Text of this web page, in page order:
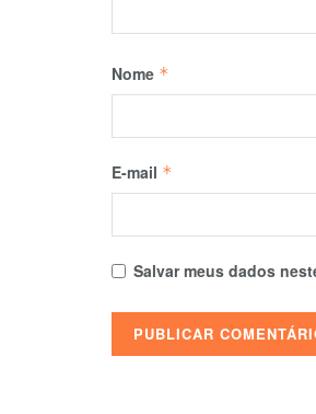
Nome *
E-mail *
Salvar meus dados